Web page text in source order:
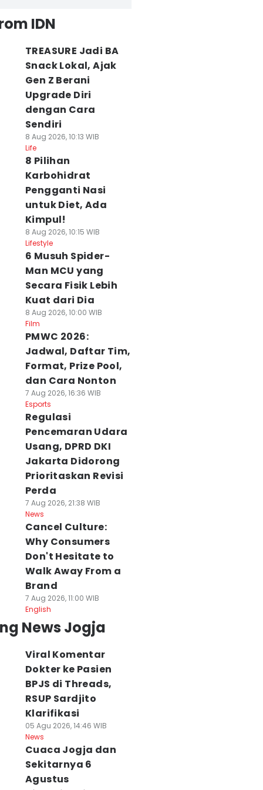
IDN
TREASURE Jadi BA
Snack Lokal, Ajak
Gen Z Berani
Upgrade Diri
dengan Cara
Sendiri
8 Aug 2026, 10:13 WIB
Life
8 Pilihan
Karbohidrat
Pengganti Nasi
untuk Diet, Ada
Kimpul!
8 Aug 2026, 10:15 WIB
Lifestyle
6 Musuh Spider-
Man MCU yang
Secara Fisik Lebih
Kuat dari Dia
8 Aug 2026, 10:00 WIB
Film
PMWC 2026:
Jadwal, Daftar Tim,
Format, Prize Pool,
dan Cara Nonton
7 Aug 2026, 16:36 WIB
Esports
Regulasi
Pencemaran Udara
Usang, DPRD DKI
Jakarta Didorong
Prioritaskan Revisi
Perda
7 Aug 2026, 21:38 WIB
News
Cancel Culture:
Why Consumers
Don't Hesitate to
Walk Away From a
Brand
7 Aug 2026, 11:00 WIB
English
News Jogja
Viral Komentar
Dokter ke Pasien
BPJS di Threads,
RSUP Sardjito
Klarifikasi
05 Agu 2026, 14:46 WIB
News
Cuaca Jogja dan
Sekitarnya 6
Agustus